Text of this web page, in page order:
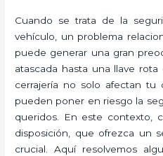
Cuando se trata de la
vehículo, un problema
puede generar una gran
atascada hasta una llave
cerrajería no solo afectan
pueden poner en riesgo la
queridos. En este contexto,
disposición, que ofrezca un
crucial. Aquí resolvemos